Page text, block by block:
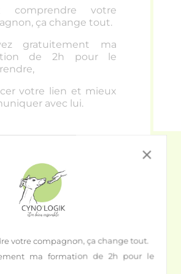
comprendre votre
ça change tout.
gratuitement ma
de 2h pour le
votre lien et mieux
avec lui.
S'inscrire
close
votre compagnon, ça change tout.
ma formation de 2h pour le